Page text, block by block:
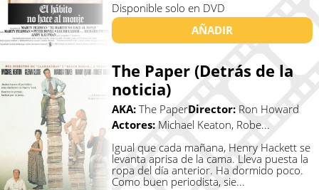
Disponible solo en DVD
AÑADIR
The Paper (Detrás de la
noticia)
AKA: The PaperDirector:Ron Howard
Actores: Michael Keaton, Robe...
Igual que cada mañana, Henry Hackett se
levanta aprisa de la cama. Lleva puesta la
ropa del día anterior. Ha dormido poco.
Como buen periodista, sie...